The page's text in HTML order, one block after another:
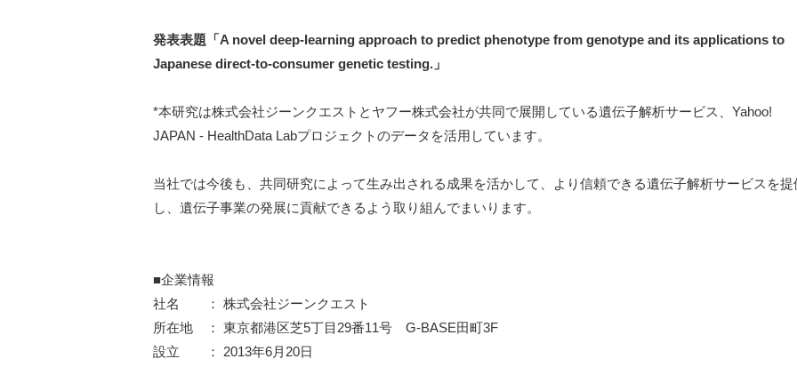
発表表題「A novel deep-learning approach to predict phenotype from genotype and its applications to
Japanese direct-to-consumer genetic testing.」
*本研究は株式会社ジーンクエストとヤフー株式会社が共同で展開している遺伝子解析サービス、Yahoo!
JAPAN - HealthData Labプロジェクトのデータを活用しています。
当社では今後も、共同研究によって生み出される成果を活かして、より信頼できる遺伝子解析サービスを提
し、遺伝子事業の発展に貢献できるよう取り組んでまいります。
■企業情報
社名 ： 株式会社ジーンクエスト
所在地 ： 東京都港区芝5丁目29番11号 G-BASE田町3F
設立 ： 2013年6月20日